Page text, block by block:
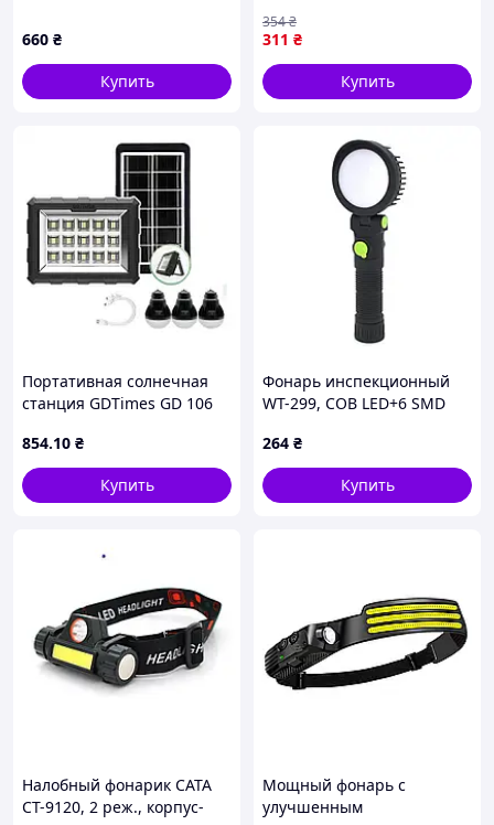
кабель, BOX(1505582329)
660 ₴
Купить
8094 Black, 8141163 - 282
311 ₴
354₴
Купить
Портативная солнечная
станция GDTimes GD 106
854.10 ₴
Купить
Фонарь инспекционный
WT-299, COB LED+6 SMD
заряд от 5V, батарея
18650/1200mAh, магнит+
крюк крепления, BOX
264 ₴
Купить
Налобный фонарик CATA
CT-9120, 2 реж., корпус-
Мощный фонарь с
улучшенным